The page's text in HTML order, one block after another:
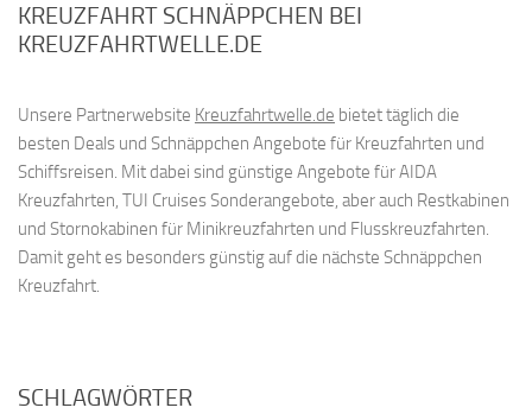
KREUZFAHRT SCHNÄPPCHEN BEI
KREUZFAHRTWELLE.DE
Unsere Partnerwebsite Kreuzfahrtwelle.de bietet täglich die
besten Deals und Schnäppchen Angebote für Kreuzfahrten und
Schiffsreisen. Mit dabei sind günstige Angebote für AIDA
Kreuzfahrten, TUI Cruises Sonderangebote, aber auch Restkabinen
und Stornokabinen für Minikreuzfahrten und Flusskreuzfahrten.
Damit geht es besonders günstig auf die nächste Schnäppchen
Kreuzfahrt.
SCHLAGWÖRTER